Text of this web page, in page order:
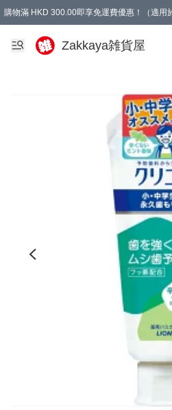
購物滿 HKD 300.00即享免運費優惠！（適用
Zakkaya雑貨屋